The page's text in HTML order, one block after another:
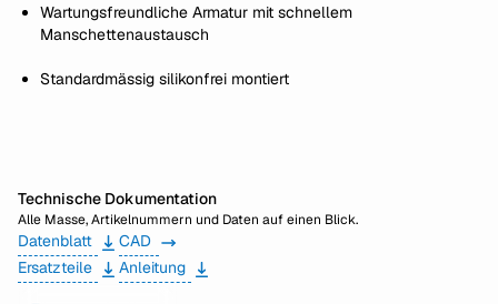
Wartungsfreundliche Armatur mit schnellem
Manschettenaustausch
Standardmässig silikonfrei montiert
Technische Dokumentation
Alle Masse, Artikelnummern und Daten auf einen Blick.
Datenblatt
CAD
Ersatzteile
Anleitung